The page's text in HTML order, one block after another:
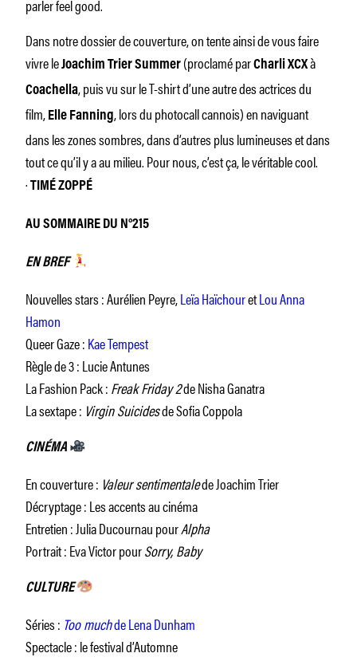
parler feel good.
Dans notre dossier de couverture, on tente ainsi de vous faire
vivre leJoachim Trier Summer(proclamé parCharli XCXà
Coachella, puis vu sur le T-shirt d’une autre des actrices du
film, Elle Fanning, lors du photocall cannois) en naviguant
dans les zones sombres, dans d’autres plus lumineuses et dans
tout ce qu’il y a au milieu. Pour nous, c’est ça, le véritable cool.
· TIMÉ ZOPPÉ
AU SOMMAIRE DU N°215
EN BREF
Nouvelles stars : Aurélien Peyre,Leïa HaïchouretLou Anna
Hamon
Queer Gaze :Kae Tempest
Règle de 3 : Lucie Antunes
La Fashion Pack :Freak Friday 2de Nisha Ganatra
La sextape : Virgin Suicidesde Sofia Coppola
CINÉMA
En couverture : Valeur sentimentalede Joachim Trier
Décryptage : Les accents au cinéma
Entretien : Julia Ducournau pourAlpha
Portrait : Eva Victor pourSorry, Baby
CULTURE
Séries : Too muchde Lena Dunham
Spectacle : le festival d’Automne